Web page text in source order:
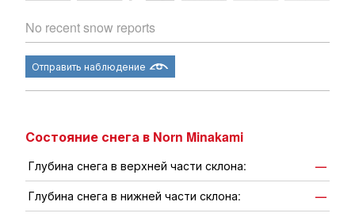
No recent snow reports
Отправить наблюдение
Состояние снега в Norn Minakami
Глубина снега в верхней части склона:
—
Глубина снега в нижней части склона:
—